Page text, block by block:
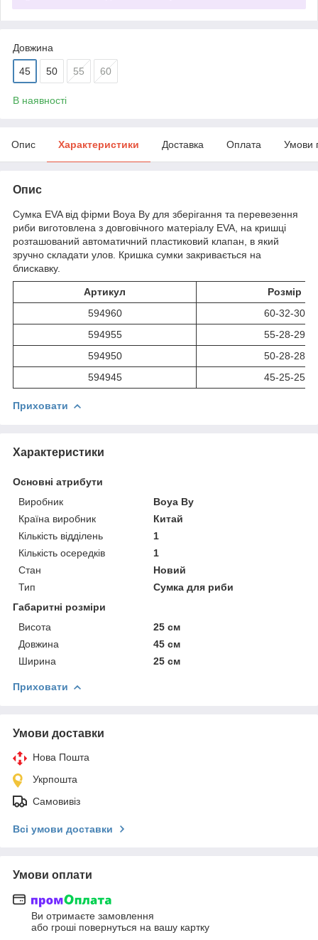
Довжина
45 50 55 60
В наявності
Опис Характеристики Доставка Оплата Умови
Опис
Сумка EVA від фірми Boya By для зберігання та перевезення
риби виготовлена з довговічного матеріалу EVA, на кришці
розташований автоматичний пластиковий клапан, в який
зручно складати улов. Кришка сумки закривається на
блискавку.
Артикул
Розмір
594960
60-32-30
594955
55-28-29
594950
50-28-28
594945
45-25-25
Приховати
Характеристики
Основні атрибути
Виробник
Boya By
Країна виробник
Китай
Кількість відділень
1
Кількість осередків
1
Стан
Новий
Тип
Сумка для риби
Габаритні розміри
Висота
25 см
Довжина
45 см
Ширина
25 см
Приховати
Умови доставки
Нова Пошта
Укрпошта
Самовивіз
Всі умови доставки
Умови оплати
Ви отримаєте замовлення
або гроші повернуться на вашу картку